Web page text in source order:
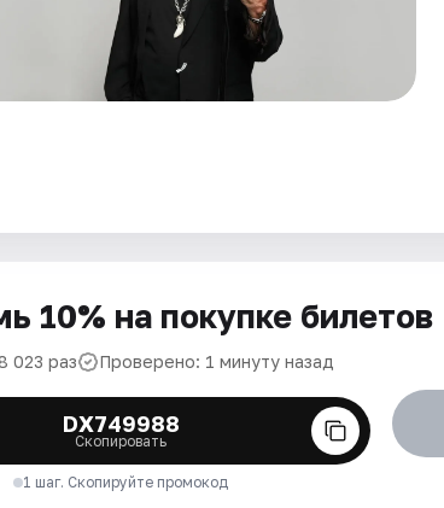
10% на покупке билетов
023 раз Проверено: 1 минуту назад
DX749988
Скопировать
1 шаг. Скопируйте промокод